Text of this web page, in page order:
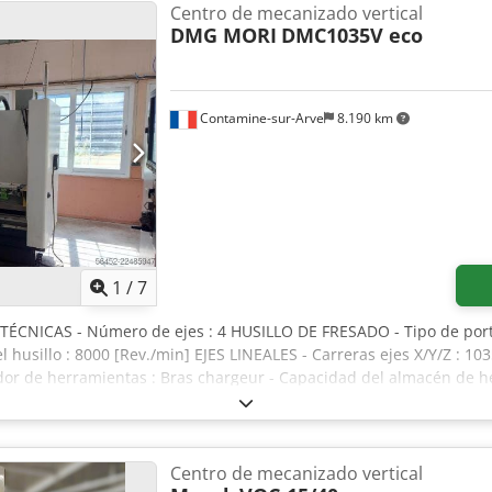
ranuras del almacén de herramientas:30, tensión de entrada:
de virutas, documentación / manual, Centro de
CNC Fanuc i-Series. Crjdpfjzrn Dxex Ahcsf
1 /7
Contamine-sur-Arve 8.190 km
Centro de mecanizado vertical
DMG MORI DMC1035V eco
TÉCNICAS - Número de ejes : 4 HUSILLO DE FRESADO - Tipo de
: 8000 [Rev./min] EJES LINEALES - Carreras ejes X/Y/Z :
de herramientas : Bras chargeur - Capacidad del almacén de
: 1200x560 [mm] - Peso admisible en la mesa : 1000 [Kg]
: 17 [kVA] DIMENSIONES TOTALES - Dimensiones en el
: 4300 [Kg] HORAS MÁQUINA - Horas en tensión :
MC - Tipo de divisor : Par fonction M * Fabricante : NIKKEN -
Centro de mecanizado vertical